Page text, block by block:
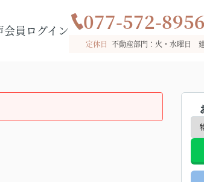
会員ログイン 077-572-8956
定休日 不動産部門：火・水曜日